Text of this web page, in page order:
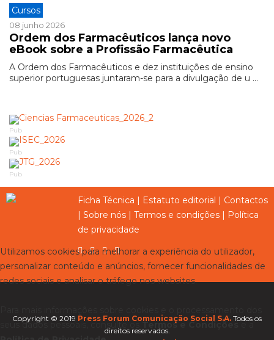
Cursos
08 junho 2026
Ordem dos Farmacêuticos lança novo
eBook sobre a Profissão Farmacêutica
A Ordem dos Farmacêuticos e dez instituições de ensino
superior portuguesas juntaram-se para a divulgação de u ...
Pub
Pub
Pub
Ficha Técnica | Estatuto editorial | Contactos
| Sobre nós | Termos e condições | Política
de privacidade
Copyright © 2019 Press Forum Comunicação Social S.A. Todos os
direitos reservados.
Utilizamos cookies para melhorar a experiência do utilizador,
personalizar conteúdo e anúncios, fornecer funcionalidades de
redes sociais e analisar o tráfego nos websites.
seus dados pessoais, consulte osTermos e Condiçõese a